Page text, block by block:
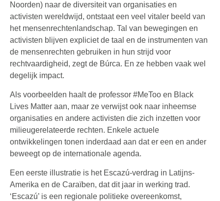
Noorden) naar de diversiteit van organisaties en
activisten wereldwijd, ontstaat een veel vitaler beeld van
het mensenrechtenlandschap. Tal van bewegingen en
activisten blijven expliciet de taal en de instrumenten van
de mensenrechten gebruiken in hun strijd voor
rechtvaardigheid, zegt de Búrca. En ze hebben vaak wel
degelijk impact.
Als voorbeelden haalt de professor #MeToo en Black
Lives Matter aan, maar ze verwijst ook naar inheemse
organisaties en andere activisten die zich inzetten voor
milieugerelateerde rechten. Enkele actuele
ontwikkelingen tonen inderdaad aan dat er een en ander
beweegt op de internationale agenda.
Een eerste illustratie is het Escazú-verdrag in Latijns-
Amerika en de Caraïben, dat dit jaar in werking trad.
‘Escazú’ is een regionale politieke overeenkomst,